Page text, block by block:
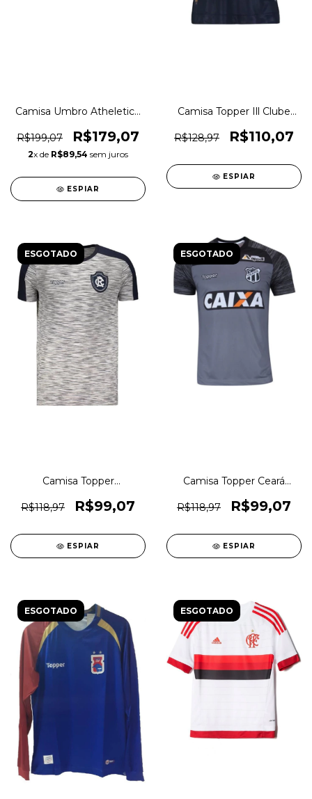
Camisa Umbro Atheletico
Original 1magnus
R$199,07 R$179,07
2x de R$89,54 sem juros
ESPIAR
Camisa Topper Ill Clube
1magnus
R$128,97 R$110,07
ESPIAR
ESGOTADO
Camisa Topper
Remo 2018 Original
1magnus
R$118,97 R$99,07
ESPIAR
ESGOTADO
Camisa Topper Ceará
Técnica Original 1magnus
R$118,97 R$99,07
ESPIAR
ESGOTADO ESGOTADO